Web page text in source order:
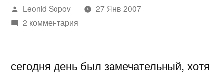
Написано
автором
Leonid Sopov
27 Янв 2007
2 комментария
сегодня день был замечательный, хотя